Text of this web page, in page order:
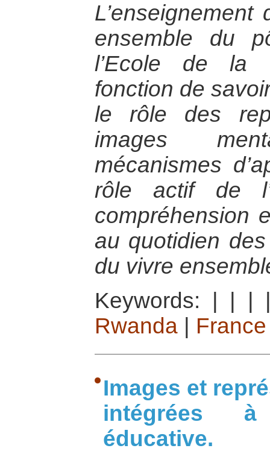
ensemble du
l’Ecole de la
fonction de
le rôle des
images
mécanismes
rôle actif de
compréhension
au quotidien
du vivre
Keywords:
Rwanda
France
Images et
intégrées
éducative.